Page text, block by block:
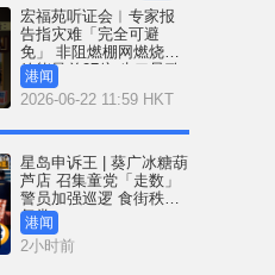
宏福苑听证会︱专家报
告指灾难「完全可避
免」 非阻燃棚网燃烧释
放能量差27倍 生口导致
逃生时间「基本等于
零」
港闻
2026-06-22 11:59 HKT
星岛申诉王 | 葵广冰糖葫
芦店 召集童党「走数」
警员加强巡逻 食街秩序
复常
港闻
2小时前